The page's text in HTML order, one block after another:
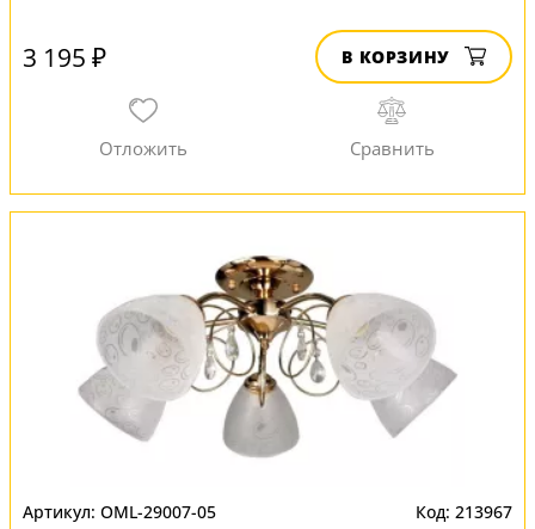
3 195 ₽ В КОРЗИНУ
OML-29007-05 213967